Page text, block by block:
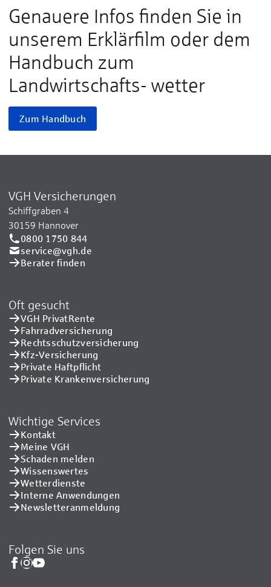
Genauere Infos finden Sie in
unserem Erklärfilm oder dem
Handbuch zum
Landwirtschafts- wetter
Zum Handbuch
VGH Versicherungen
Schiffgraben 4
30159 Hannover
0800 1750 844
service@vgh.de
Berater finden
Oft gesucht
VGH PrivatRente
Fahrradversicherung
Rechtsschutzversicherung
Kfz-Versicherung
Private Haftpflicht
Private Kranken­versicherung
Wichtige Services
Kontakt
Meine VGH
Schaden melden
Wissenswertes
Wetterdienste
Interne Anwendungen
Newsletteranmeldung
Folgen Sie uns